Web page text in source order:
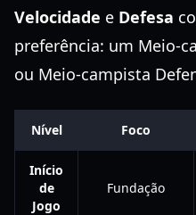
Velocidade e Defesa
preferência: um Meio-
ou Meio-campista
Nível Foco
Início
de
Jogo
Fundação